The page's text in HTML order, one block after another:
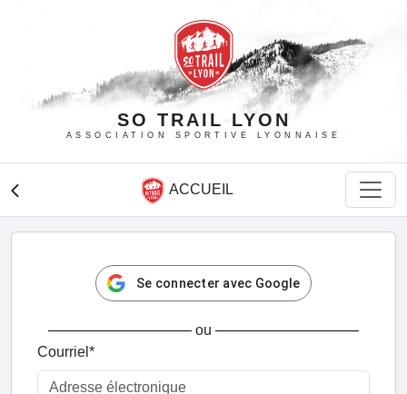
SO TRAIL LYON
ASSOCIATION SPORTIVE LYONNAISE
arrow_back_ios ACCUEIL
Se connecter avec Google
ou
Courriel *